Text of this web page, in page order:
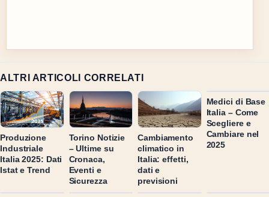
ALTRI ARTICOLI CORRELATI
Produzione
Industriale
Italia 2025: Dati
Istat e Trend
Torino Notizie
– Ultime su
Cronaca,
Eventi e
Sicurezza
Cambiamento
climatico in
Italia: effetti,
dati e
previsioni
Medici di Base
Italia – Come
Scegliere e
Cambiare nel
2025